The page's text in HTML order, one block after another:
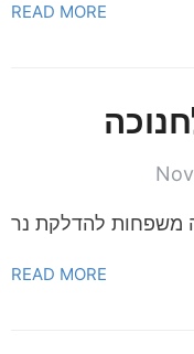
READ MORE
משפחות להדלקת נר
READ MORE